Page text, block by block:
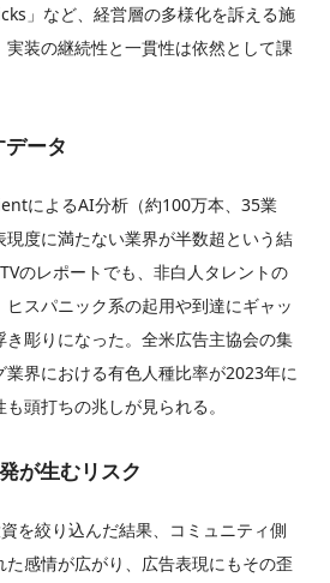
」など、経営層の多様化を訴える施
装の継続性と一貫性は依然として課
ータ
によるAI分析（約100万本、35業
度に満たない業界が半数超という結
のレポートでも、非白人タレントの
スパニック系の起用や到達にギャッ
彫りになった。全米広告主協会の集
界における有色人種比率が2023年に
頭打ちの兆しが見られる。
が生むリスク
を絞り込んだ結果、コミュニティ側
感情が広がり、広告表現にもその歪